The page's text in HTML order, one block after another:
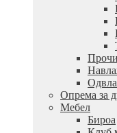
Опрема за
Мебел
Бироа